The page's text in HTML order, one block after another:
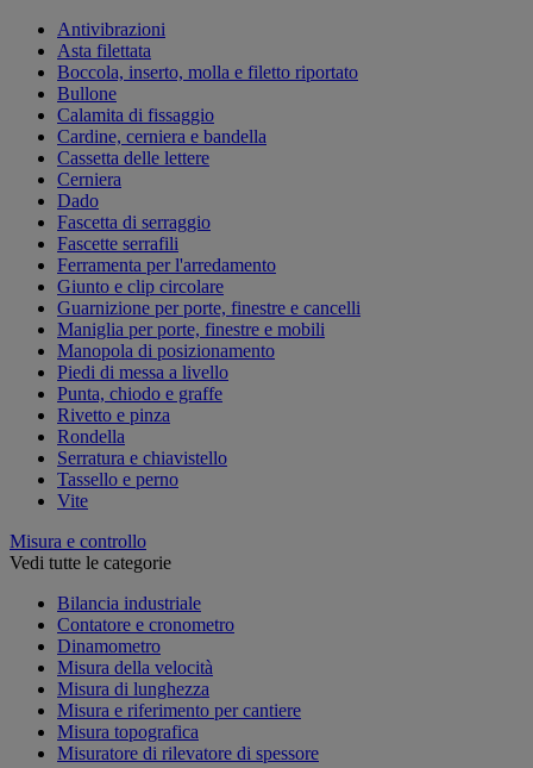
Antivibrazioni
Asta filettata
Boccola, inserto, molla e filetto riportato
Bullone
Calamita di fissaggio
Cardine, cerniera e bandella
Cassetta delle lettere
Cerniera
Dado
Fascetta di serraggio
Fascette serrafili
Ferramenta per l'arredamento
Giunto e clip circolare
Guarnizione per porte, finestre e cancelli
Maniglia per porte, finestre e mobili
Manopola di posizionamento
Piedi di messa a livello
Punta, chiodo e graffe
Rivetto e pinza
Rondella
Serratura e chiavistello
Tassello e perno
Vite
Misura e controllo
Vedi tutte le categorie
Bilancia industriale
Contatore e cronometro
Dinamometro
Misura della velocità
Misura di lunghezza
Misura e riferimento per cantiere
Misura topografica
Misuratore di rilevatore di spessore